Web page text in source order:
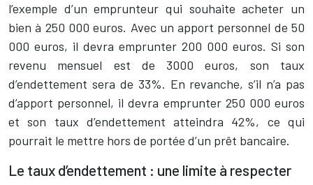
l’exemple d’un emprunteur qui souhaite acheter un
bien à 250 000 euros. Avec un apport personnel de 50
000 euros, il devra emprunter 200 000 euros. Si son
revenu mensuel est de 3000 euros, son taux
d’endettement sera de 33%. En revanche, s’il n’a pas
d’apport personnel, il devra emprunter 250 000 euros
et son taux d’endettement atteindra 42%, ce qui
pourrait le mettre hors de portée d’un prêt bancaire.
Le taux d’endettement : une limite à respecter